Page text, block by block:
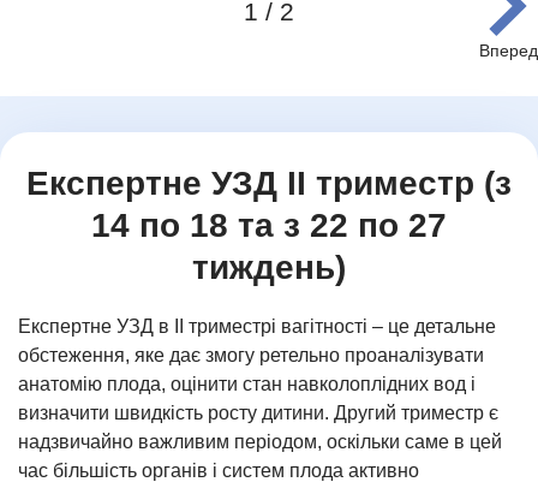
2
1 / 2
Експертне УЗД ІІ триместр (з
14 по 18 та з 22 по 27
тиждень)
Експертне УЗД в ІІ триместрі вагітності – це детальне
обстеження, яке дає змогу ретельно проаналізувати
анатомію плода, оцінити стан навколоплідних вод і
визначити швидкість росту дитини. Другий триместр є
надзвичайно важливим періодом, оскільки саме в цей
час більшість органів і систем плода активно